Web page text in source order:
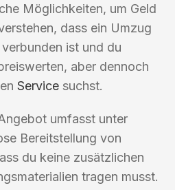
Möglichkeiten, um Geld
dass ein Umzug
ist und du
aber dennoch
Service suchst.
umfasst unter
Bereitstellung von
du keine zusätzlichen
tragen musst.